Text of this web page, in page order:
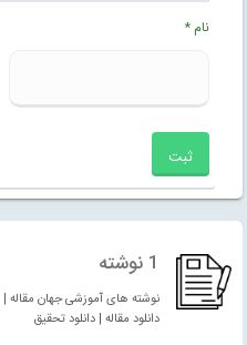
نام*
1 نوشته
نوشته های آموزشی جهان مقاله |
دانلود مقاله | دانلود تحقیق